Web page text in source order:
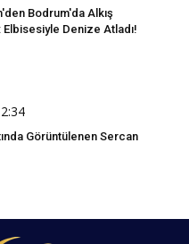
Bodrum'da Alkış
Denize Atladı!
Görüntülenen Sercan